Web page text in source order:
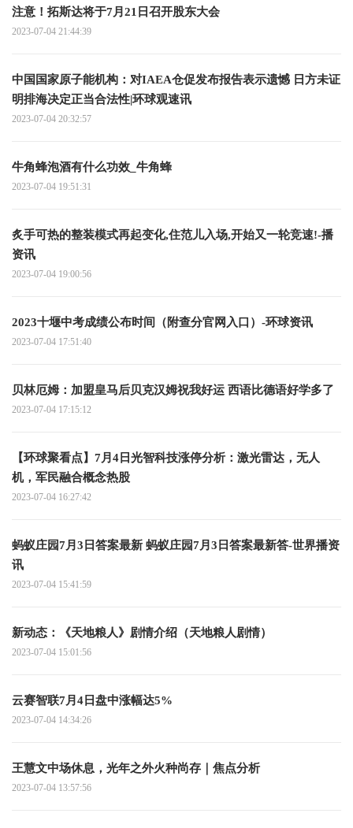
注意！拓斯达将于7月21日召开股东大会
2023-07-04 21:44:39
中国国家原子能机构：对IAEA仓促发布报告表示遗憾 日方未证
明排海决定正当合法性|环球观速讯
2023-07-04 20:32:57
牛角蜂泡酒有什么功效_牛角蜂
2023-07-04 19:51:31
炙手可热的整装模式再起变化,住范儿入场,开始又一轮竞速!-播
资讯
2023-07-04 19:00:56
2023十堰中考成绩公布时间（附查分官网入口）-环球资讯
2023-07-04 17:51:40
贝林厄姆：加盟皇马后贝克汉姆祝我好运 西语比德语好学多了
2023-07-04 17:15:12
【环球聚看点】7月4日光智科技涨停分析：激光雷达，无人
机，军民融合概念热股
2023-07-04 16:27:42
蚂蚁庄园7月3日答案最新 蚂蚁庄园7月3日答案最新答-世界播资
讯
2023-07-04 15:41:59
新动态：《天地粮人》剧情介绍（天地粮人剧情）
2023-07-04 15:01:56
云赛智联7月4日盘中涨幅达5%
2023-07-04 14:34:26
王慧文中场休息，光年之外火种尚存｜焦点分析
2023-07-04 13:57:56